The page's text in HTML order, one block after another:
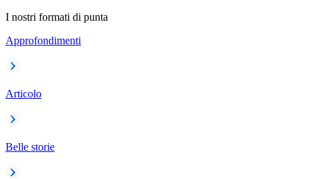
I nostri formati di punta
Approfondimenti
Articolo
Belle storie